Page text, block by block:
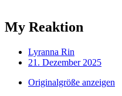
My Reaktion
Lyranna Rin
21. Dezember 2025
Originalgröße anzeigen